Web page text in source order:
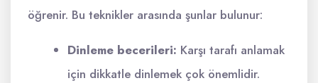
öğrenir. Bu teknikler arasında şunlar bulunur:
Dinleme becerileri: Karşı tarafı anlamak
için dikkatle dinlemek çok önemlidir.